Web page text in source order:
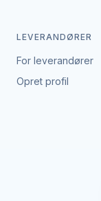
LEVERANDØRER
For leverandører
Opret profil